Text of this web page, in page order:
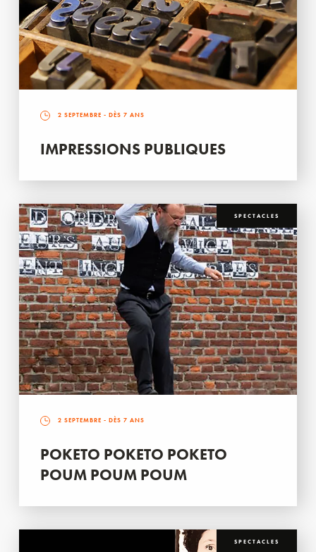
2 SEPTEMBRE - DÈS 7 ANS
IMPRESSIONS PUBLIQUES
SPECTACLES
2 SEPTEMBRE - DÈS 7 ANS
POKETO POKETO POKETO
POUM POUM POUM
SPECTACLES